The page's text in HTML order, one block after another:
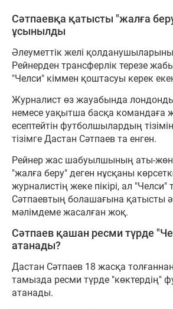
Сәтпаевқа қатысты "жалға
ұсынылды
Әлеуметтік желі
Рейнерден трансферлік терезе
"Челси" кіммен қоштасуы керек
Журналист өз жауабында
немесе уақытша басқа командаға
есептейтін футболшылардың
тізімге Дастан Сәтпаев та енген.
Рейнер жас шабуылшының аты-
"жалға беру" деген нұсқаны
журналистің жеке пікірі, ал
Сәтпаевтың болашағына қатысты
мәлімдеме жасалған жоқ.
Сәтпаев қашан ресми түрде
атанады?
Дастан Сәтпаев 18 жасқа
тамызда ресми түрде "көктердің"
атанады.